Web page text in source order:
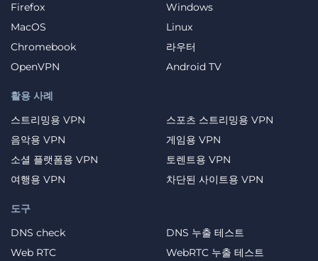
Firefox
Windows
MacOS
Linux
Chromebook
라우터
OpenVPN
Android TV
활용 사례
스트리밍용 VPN
스포츠 스트리밍용 VPN
음악용 VPN
게임용 VPN
소셜 플랫폼용 VPN
토렌트용 VPN
여행용 VPN
차단된 사이트용 VPN
도구
DNS check
DNS 누출 테스트
Web RTC
WebRTC 누출 테스트